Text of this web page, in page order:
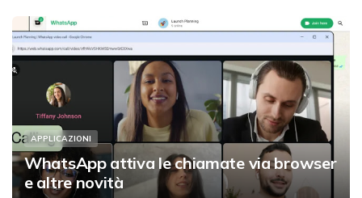
APPLICAZIONI
WhatsApp attiva le chiamate via browser
e altre novità